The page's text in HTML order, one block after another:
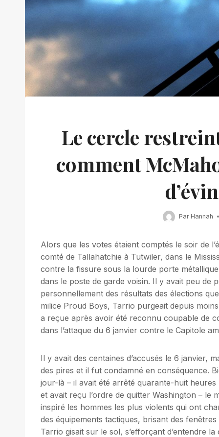
Le cercle
comment
Par Hannah
Alors que les votes étaient comptés le soir de
comté de Tallahatchie à Tutwiler, dans le
contre la fissure sous la lourde porte
dans le poste de garde voisin. Il y avait peu de
personnellement des résultats des élections
milice Proud Boys, Tarrio purgeait depuis
a reçue après avoir été reconnu coupable de
dans l’attaque du 6 janvier contre le Capitole
Il y avait des centaines d’accusés le 6 janvier,
des pires et il fut condamné en conséquence.
jour-là – il avait été arrêté quarante-huit
et avait reçu l’ordre de quitter Washington – le
inspiré les hommes les plus violents qui ont
des équipements tactiques, brisant des
Tarrio gisait sur le sol, s’efforçant d’entendre